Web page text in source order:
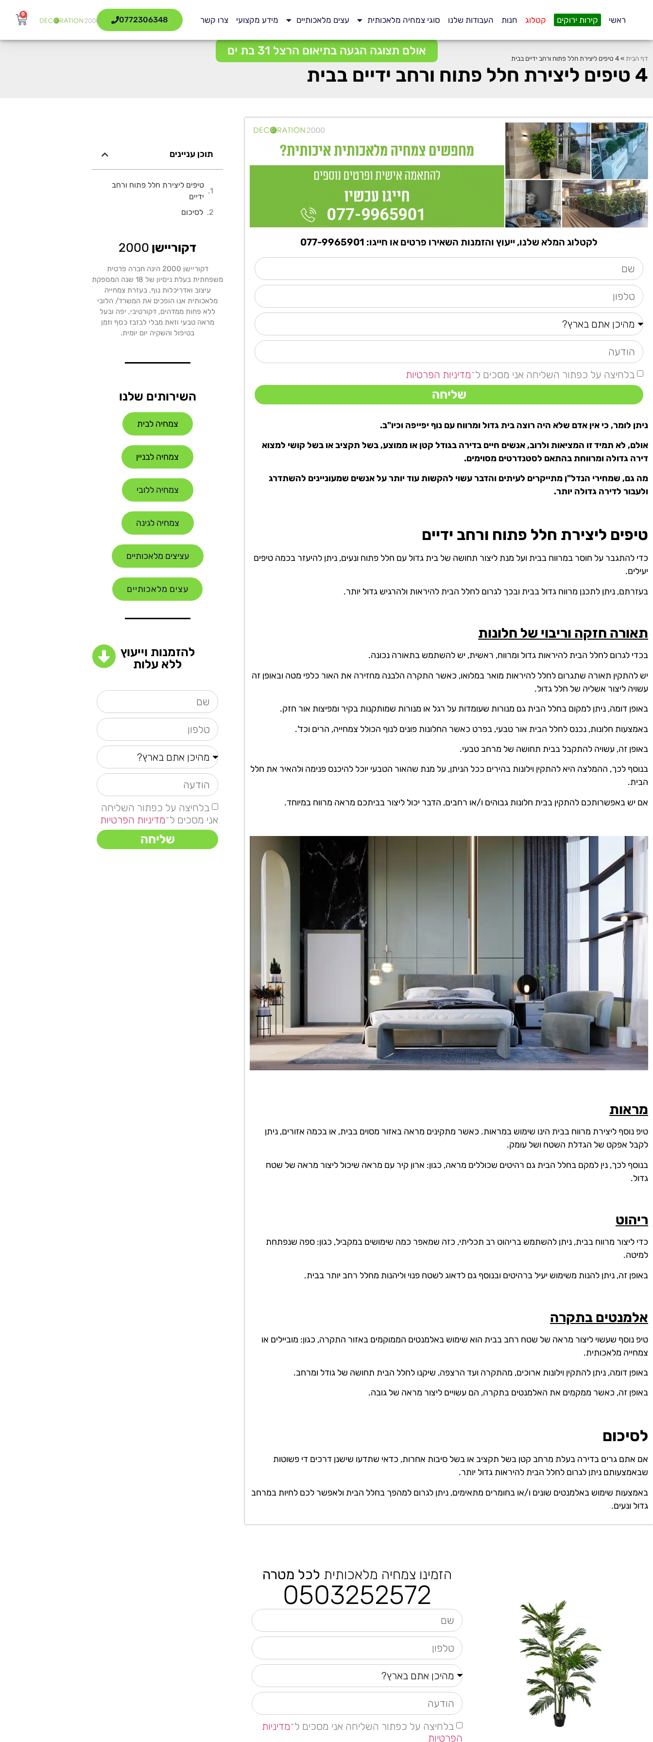
ראשי קירות ירוקים קטלוג חנות העבודות שלנו סוגי צמחיה מלאכותית עצים מלאכותיים מידע מקצועי צרו קשר 0772306348
0
אולם תצוגה הגעה בתיאום הרצל 31 בת ים
דף הבית »4 טיפים ליצירת חלל פתוח ורחב ידיים בבית
4 טיפים ליצירת חלל פתוח ורחב ידיים בבית
לקטלוג המלא שלנו, ייעוץ והזמנות השאירו פרטים או חייגו: 077-9965901
בלחיצה על כפתור השליחה אני מסכים ל־מדיניות הפרטיות
שליחה
ניתן לומר, כי אין אדם שלא היה רוצה בית גדול ומרווח עם נוף יפייפה וכיו"ב.
אולם, לא תמיד זו המציאות ולרוב, אנשים חיים בדירה בגודל קטן או ממוצע, בשל תקציב או בשל קושי למצוא
דירה גדולה ומרווחת בהתאם לסטנדרטים מסוימים.
מה גם, שמחירי הנדל"ן מתייקרים לעיתים והדבר עשוי להקשות עוד יותר על אנשים שמעוניינים להשתדרג
ולעבור לדירה גדולה יותר.
טיפים ליצירת חלל פתוח ורחב ידיים
כדי להתגבר על חוסר במרווח בבית ועל מנת ליצור תחושה של בית גדול עם חלל פתוח ונעים, ניתן להיעזר בכמה טיפים
יעילים.
בעזרתם, ניתן לתכנן מרווח גדול בבית ובכך לגרום לחלל הבית להיראות ולהרגיש גדול יותר.
תאורה חזקה וריבוי של חלונות
בכדי לגרום לחלל הבית להיראות גדול ומרווח, ראשית, יש להשתמש בתאורה נכונה.
יש להתקין תאורה שתגרום לחלל להיראות מואר במלואו, כאשר התקרה הלבנה מחזירה את האור כלפי מטה ובאופן זה
עשויה ליצור אשליה של חלל גדול.
באופן דומה, ניתן למקום בחלל הבית גם מנורות שעומדות על רגל או מנורות שמותקנות בקיר ומפיצות אור חזק.
באמצעות חלונות, נכנס לחלל הבית אור טבעי, בפרט כאשר החלונות פונים לנוף הכולל צמחייה, הרים וכד'.
באופן זה, עשויה להתקבל בבית תחושה של מרחב טבעי.
בנוסף לכך, ההמלצה היא להתקין וילונות בהירים ככל הניתן, על מנת שהאור הטבעי יוכל להיכנס פנימה ולהאיר את חלל
הבית.
אם יש באפשרותכם להתקין בבית חלונות גבוהים ו/או רחבים, הדבר יכול ליצור בביתכם מראה מרווח במיוחד.
מראות
טיפ נוסף ליצירת מרווח בבית הינו שימוש במראות. כאשר מתקינים מראה באזור מסוים בבית, או בכמה אזורים, ניתן
לקבל אפקט של הגדלת השטח ושל עומק.
בנוסף לכך, נין למקם בחלל הבית גם רהיטים שכוללים מראה, כגון: ארון קיר עם מראה שיכול ליצור מראה של שטח
גדול.
ריהוט
כדי ליצור מרווח בבית, ניתן להשתמש בריהוט רב תכליתי, כזה שמאפר כמה שימושים במקביל, כגון: ספה שנפתחת
למיטה.
באופן זה, ניתן להנות משימוש יעיל ברהיטים ובנוסף גם לדאוג לשטח פנוי וליהנות מחלל רחב יותר בבית.
אלמנטים בתקרה
טיפ נוסף שעשוי ליצור מראה של שטח רחב בבית הוא שימוש באלמנטים הממוקמים באזור התקרה, כגון: מוביילים או
צמחייה מלאכותית.
באופן דומה, ניתן להתקין וילונות ארוכים, מהתקרה ועד הרצפה, שיקנו לחלל הבית תחושה של גודל ומרחב.
באופן זה, כאשר ממקמים את האלמנטים בתקרה, הם עשויים ליצור מראה של גובה.
לסיכום
אם אתם גרים בדירה בעלת מרחב קטן בשל תקציב או בשל סיבות אחרות, כדאי שתדעו שישנן דרכים די פשוטות
שבאמצעותם ניתן לגרום לחלל הבית להיראות גדול יותר.
באמצעות שימוש באלמנטים שונים ו/או בחומרים מתאימים, ניתן לגרום למהפך בחלל הבית ולאפשר לכם לחיות במרחב
גדול ונעים.
תוכן עניינים
טיפים ליצירת חלל פתוח ורחב
ידיים
לסיכום
דקוריישן 2000
דקוריישן 2000 הינה חברה פרטית
משפחתית בעלת ניסיון של 18 שנה המספקת
עיצוב ואדריכלות נוף. בעזרת צמחייה
מלאכותית אנו הופכים את המשרד/ הלובי
ללא פחות ממדהים, דקורטיבי, יפה ובעל
מראה טבעי וזאת מבלי לבזבז כסף וזמן
בטיפול והשקיה יום יומית.
השירותים שלנו
צמחיה לבית
צמחיה לבניין
צמחיה ללובי
צמחיה לגינה
עציצים מלאכותיים
עצים מלאכותיים
להזמנות וייעוץ
ללא עלות
בלחיצה על כפתור השליחה
אני מסכים ל־מדיניות הפרטיות
שליחה
הזמינו צמחיה מלאכותית לכל מטרה
0503252572
בלחיצה על כפתור השליחה אני מסכים ל־מדיניות
הפרטיות